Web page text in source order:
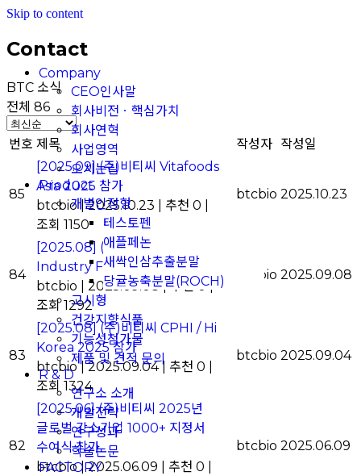
Skip to content
Company
CEO인사말
회사비전ㆍ핵심가치
회사연혁
사업영역
오시는길
Product
개별인정형
테스토펜
애플페논
새싹인삼추출분말
당귤농축분말(ROCH)
고시형
건강지향식품
기능성첨가물
제품 및 견적 문의
R & D
연구소 소개
개발전략
연구성과
학술논문
FACTORY
Contact
BTC 소식
전체 86
번호 제목 작성자 작성일
85
[2025.09] (주)비티씨 Vitafoods
Asia 2025 참가
btcbio | 2025.10.23 추천 0
조회 1150
btcbio 2025.10.23
84
[2025.08] (주)비티씨 Health
Industry Flash News 기재
btcbio
2025.09.08 | 추천 0 |
조회 1292
btcbio 2025.09.08
83
[2025.08] (주)비티씨 CPHI / Hi
Korea 2025 참가
btcbio | 2025.09.04 | 추천 0
조회 1324
btcbio 2025.09.04
82
[2025.06] (주)비티씨 2025년
글로벌 강소기업 1000+ 지정서
수여식 참가
btcbio | 2025.06.09 추천 0
btcbio 2025.06.09